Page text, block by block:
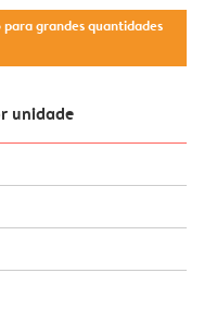
para grandes quantidades
unidade